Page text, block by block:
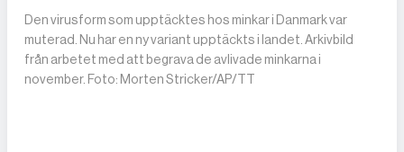
Den virusform som upptäcktes hos minkar i Danmark var
muterad. Nu har en ny variant upptäckts i landet. Arkivbild
från arbetet med att begrava de avlivade minkarna i
november. Foto: Morten Stricker/AP/TT